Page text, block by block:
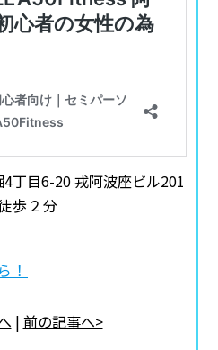
丁目6-20 戎阿波座ビル201
歩２分
！
| 前の記事へ>